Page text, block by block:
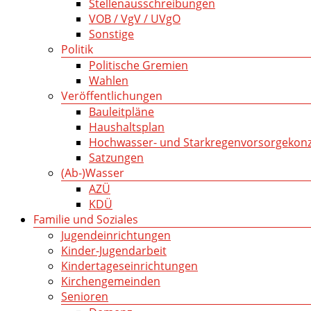
Stellenausschreibungen
VOB / VgV / UVgO
Sonstige
Politik
Politische Gremien
Wahlen
Veröffentlichungen
Bauleitpläne
Haushaltsplan
Hochwasser- und
Satzungen
(Ab-)Wasser
AZÜ
KDÜ
Familie und Soziales
Jugendeinrichtungen
Kinder-Jugendarbeit
Kindertageseinrichtungen
Kirchengemeinden
Senioren